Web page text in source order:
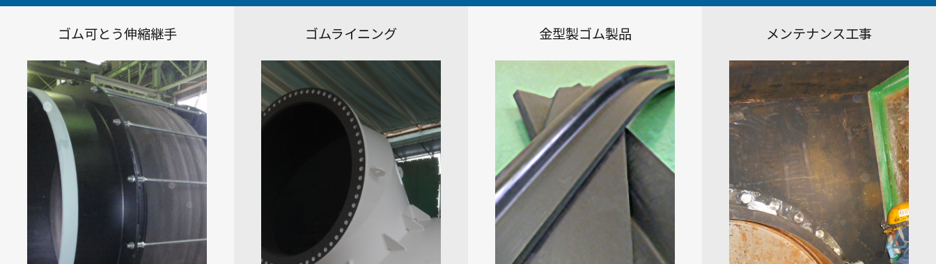
ゴム可とう伸縮継手 ゴムライニング 金型製ゴム製品 メンテナンス工事